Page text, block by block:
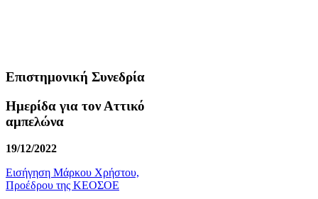
Επιστημονική Συνεδρία
Ημερίδα για τον Αττικό
αμπελώνα
19/12/2022
Εισήγηση Μάρκου Χρήστου,
Προέδρου της ΚΕΟΣΟΕ